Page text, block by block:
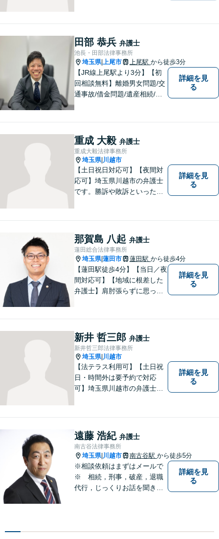
なってしまうことがあると思
います。そんな時は、お気軽
に私にご相談ください。
田部 恭兵 弁護士
池長・田部法律事務所
埼玉県| 上尾市 上尾駅 から徒歩3分
【JR線上尾駅より3分】【初
回相談無料】離婚男女問題/交
通事故/借金問題/遺産相続/債
に無料相談を時間を区切らず
に設けております。ぜひ、お
気軽にご相談ください。
詳細を見
る
重成 大毅 弁護士
重成大毅法律事務所
埼玉県| 川越市
【土日祝日対応可】【夜間対
応可】埼玉県川越市の弁護士
です。勝訴や敗訴といった結
ます。ぜひ一度ご相談くださ
い。
詳細を見
る
那賀島 八起 弁護士
蓮田総合法律事務所
埼玉県|蓮田市 蓮田駅 から徒歩4分
【蓮田駅徒歩4分】【当日／夜
間対応可】【地域に根差した
弁護士】肩肘張らずに思って
詳細を見
る
新井 哲三郎 弁護士
新井哲三郎法律事務所
埼玉県| 川越市
【法テラス利用可】【土日祝
日・時間外は要予約で対応
可】埼玉県川越市の弁護士で
軽にご相談ください。
詳細を見
る
遠藤 浩紀 弁護士
南古谷法律事務所
埼玉県| 川越市 南古谷駅 から徒歩5分
※相談依頼はまずはメールで
※ 相続，刑事，破産，退職
代行，じっくりお話を聞き、
で、様々な問題に直面してき
詳細を見
る